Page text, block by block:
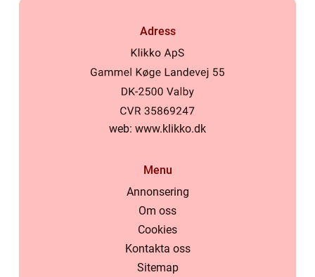
Adress
web: www.klikko.dk
Menu
Annonsering
Om oss
Cookies
Kontakta oss
Sitemap